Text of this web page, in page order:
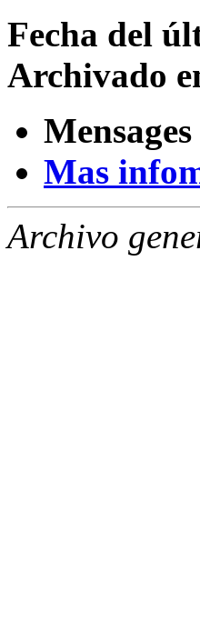
Fecha del
Archivado
Mas
Archivo